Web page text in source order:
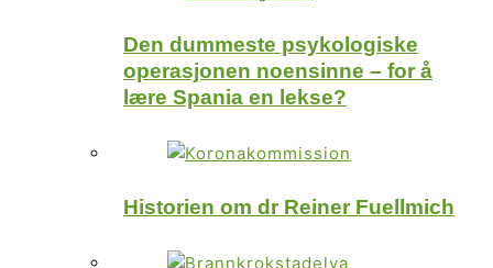
Den dummeste psykologiske
operasjonen noensinne – for å
lære Spania en lekse?
Historien om dr Reiner Fuellmich